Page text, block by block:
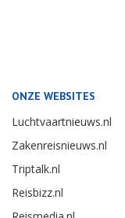
ONZE WEBSITES
Luchtvaartnieuws.nl
Zakenreisnieuws.nl
Triptalk.nl
Reisbizz.nl